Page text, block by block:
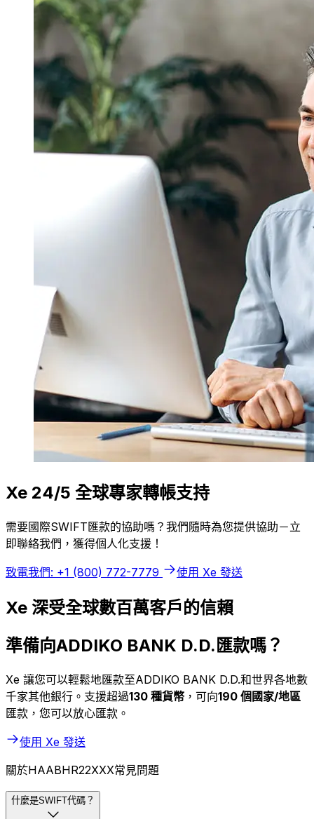
Xe 24/5 全球專家轉帳支持
需要國際SWIFT匯款的協助嗎？我們隨時為您提供協助－立
即聯絡我們，獲得個人化支援！
致電我們: +1 (800) 772-7779 使用 Xe 發送
Xe 深受全球數百萬客戶的信賴
準備向ADDIKO BANK D.D.匯款嗎？
Xe 讓您可以輕鬆地匯款至ADDIKO BANK D.D.和世界各地數
千家其他銀行。支援超過130 種貨幣 ，可向190 個國家/地區
匯款，您可以放心匯款。
使用 Xe 發送
關於HAABHR22XXX常見問題
什麼是SWIFT代碼？